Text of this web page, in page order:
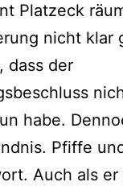
Platzeck
nicht klar
dass der
habe.
Pfiffe
Auch als er